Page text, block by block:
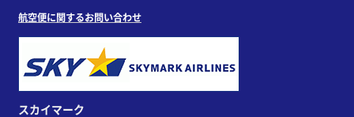
航空便に関するお問い合わせ
スカイマーク